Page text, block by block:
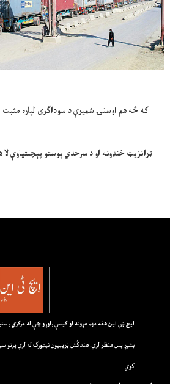
که څه هم اوسنۍ شمیرې د سوداګرۍ لپاره مثبت
ټرانزیټ خنډونه او د سرحدي پوستو پېچلتیاوې
ايچ ټي اين هغه مهم غږونه او کيسې راوړو چې له مرکزي
بشپړ پس منظر لري. هندکُش ټريبيون نيټورک له لرې پرتو
کوي